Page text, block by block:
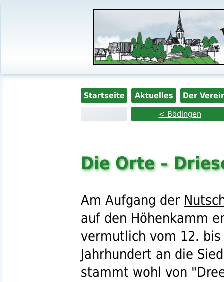
Startseite Aktuelles
Der
< Bödingen
Die Orte –
Am Aufgang der
auf den Höhenkamm
vermutlich vom 12. bis
Jahrhundert an die
stammt wohl von